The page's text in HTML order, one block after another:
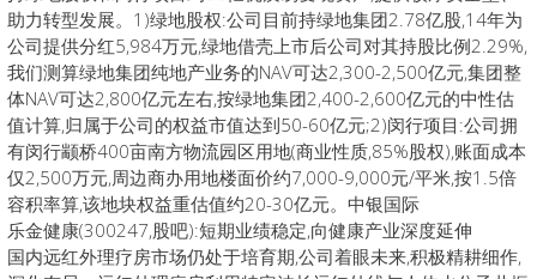
助力转型发展。1)绿地股权:公司目前持绿地集团2.78亿股,14年为
公司提供分红5,984万元,绿地借壳上市后公司对其持股比例2.29%,
我们测算绿地集团纯地产业务的NAV可达2,300-2,500亿元,集团整
体NAV可达2,800亿元左右,按绿地集团2,400-2,600亿元的中性估
值计算,归属于公司的权益市值达到50-60亿元;2)闵行项目:公司拥
有闵行颛桥400亩南方物流园区用地(商业性质,85%股权),账面成本
仅2,500万元,周边商办用地楼面价约7,000-9,000元/平米,按1.5倍
容积率算,该地块权益重估值约20-30亿元。中银国际
乐金健康(300247,股吧):短期业绩稳定,向健康产业深度延伸
国内远红外理疗房市场仍处于培育期,公司着眼未来,积极精耕细作,